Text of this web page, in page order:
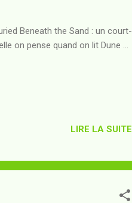
Beneath the Sand : un court-
on pense quand on lit Dune ...
LIRE LA SUITE